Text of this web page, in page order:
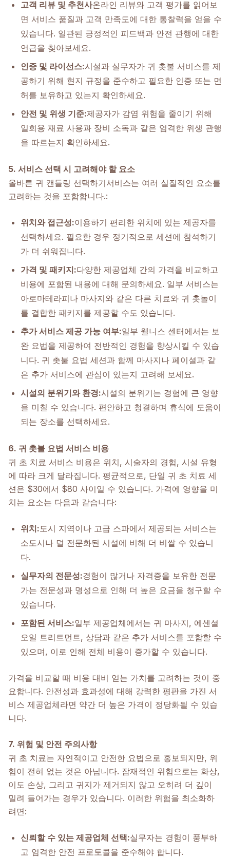
고객 리뷰 및 추천사온라인 리뷰와 고객 평가를 읽어보
면 서비스 품질과 고객 만족도에 대한 통찰력을 얻을 수
있습니다. 일관된 긍정적인 피드백과 안전 관행에 대한
언급을 찾아보세요.
인증 및 라이선스:시설과 실무자가 귀 촛불 서비스를 제
공하기 위해 현지 규정을 준수하고 필요한 인증 또는 면
허를 보유하고 있는지 확인하세요.
안전 및 위생 기준:제공자가 감염 위험을 줄이기 위해
일회용 재료 사용과 장비 소독과 같은 엄격한 위생 관행
을 따르는지 확인하세요.
5. 서비스 선택 시 고려해야 할 요소
올바른 귀 캔들링 선택하기서비스는 여러 실질적인 요소를
고려하는 것을 포함합니다.:
위치와 접근성:이용하기 편리한 위치에 있는 제공자를
선택하세요. 필요한 경우 정기적으로 세션에 참석하기
가 더 쉬워집니다.
가격 및 패키지:다양한 제공업체 간의 가격을 비교하고
비용에 포함된 내용에 대해 문의하세요. 일부 서비스는
아로마테라피나 마사지와 같은 다른 치료와 귀 촛놀이
를 결합한 패키지를 제공할 수도 있습니다.
추가 서비스 제공 가능 여부:일부 웰니스 센터에서는 보
완 요법을 제공하여 전반적인 경험을 향상시킬 수 있습
니다. 귀 촛불 요법 세션과 함께 마사지나 페이셜과 같
은 추가 서비스에 관심이 있는지 고려해 보세요.
시설의 분위기와 환경:시설의 분위기는 경험에 큰 영향
을 미칠 수 있습니다. 편안하고 청결하며 휴식에 도움이
되는 장소를 선택하세요.
6. 귀 촛불 요법 서비스 비용
귀 초 치료 서비스 비용은 위치, 시술자의 경험, 시설 유형
에 따라 크게 달라집니다. 평균적으로, 단일 귀 초 치료 세
션은 $30에서 $80 사이일 수 있습니다. 가격에 영향을 미
치는 요소는 다음과 같습니다:
위치:도시 지역이나 고급 스파에서 제공되는 서비스는
소도시나 덜 전문화된 시설에 비해 더 비쌀 수 있습니
다.
실무자의 전문성:경험이 많거나 자격증을 보유한 전문
가는 전문성과 명성으로 인해 더 높은 요금을 청구할 수
있습니다.
포함된 서비스:일부 제공업체에서는 귀 마사지, 에센셜
오일 트리트먼트, 상담과 같은 추가 서비스를 포함할 수
있으며, 이로 인해 전체 비용이 증가할 수 있습니다.
가격을 비교할 때 비용 대비 얻는 가치를 고려하는 것이 중
요합니다. 안전성과 효과성에 대해 강력한 평판을 가진 서
비스 제공업체라면 약간 더 높은 가격이 정당화될 수 있습
니다.
7. 위험 및 안전 주의사항
귀 초 치료는 자연적이고 안전한 요법으로 홍보되지만, 위
험이 전혀 없는 것은 아닙니다. 잠재적인 위험으로는 화상,
이도 손상, 그리고 귀지가 제거되지 않고 오히려 더 깊이
밀려 들어가는 경우가 있습니다. 이러한 위험을 최소화하
려면:
신뢰할 수 있는 제공업체 선택:실무자는 경험이 풍부하
고 엄격한 안전 프로토콜을 준수해야 합니다.